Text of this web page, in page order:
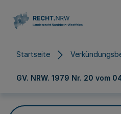
Startseite
GV. NRW. 1979 Nr. 20 vom